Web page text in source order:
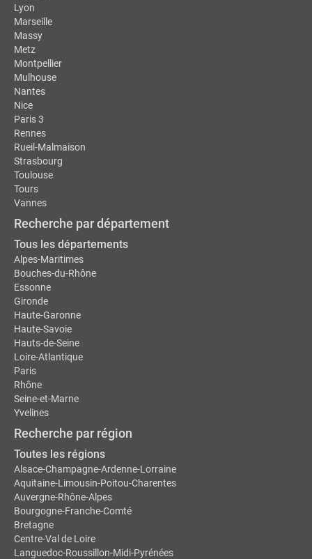
Lyon
Marseille
Massy
Metz
Montpellier
Mulhouse
Nantes
Nice
Paris 3
Rennes
Rueil-Malmaison
Strasbourg
Toulouse
Tours
Vannes
Recherche par département
Tous les départements
Alpes-Maritimes
Bouches-du-Rhône
Essonne
Gironde
Haute-Garonne
Haute-Savoie
Hauts-de-Seine
Loire-Atlantique
Paris
Rhône
Seine-et-Marne
Yvelines
Recherche par région
Toutes les régions
Alsace-Champagne-Ardenne-Lorraine
Aquitaine-Limousin-Poitou-Charentes
Auvergne-Rhône-Alpes
Bourgogne-Franche-Comté
Bretagne
Centre-Val de Loire
Languedoc-Roussillon-Midi-Pyrénées